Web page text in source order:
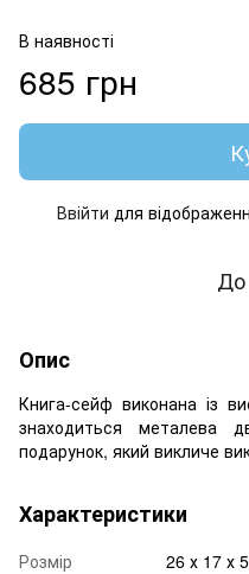
В наявності
685 грн
Ввійти для
До
Опис
Книга-сейф виконана із
знаходиться металева
подарунок, який викличе
Характеристики
Розмір
26 х 17 х